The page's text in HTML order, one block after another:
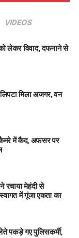
VIDEOS
लेकर विवाद, दफनाने से
लिपटा मिला अजगर, वन
कैमरे में कैद, अफसर पर
रचाया मेहंदी से
में गूंजा एकता का
पकड़े गए पुलिसकर्मी,